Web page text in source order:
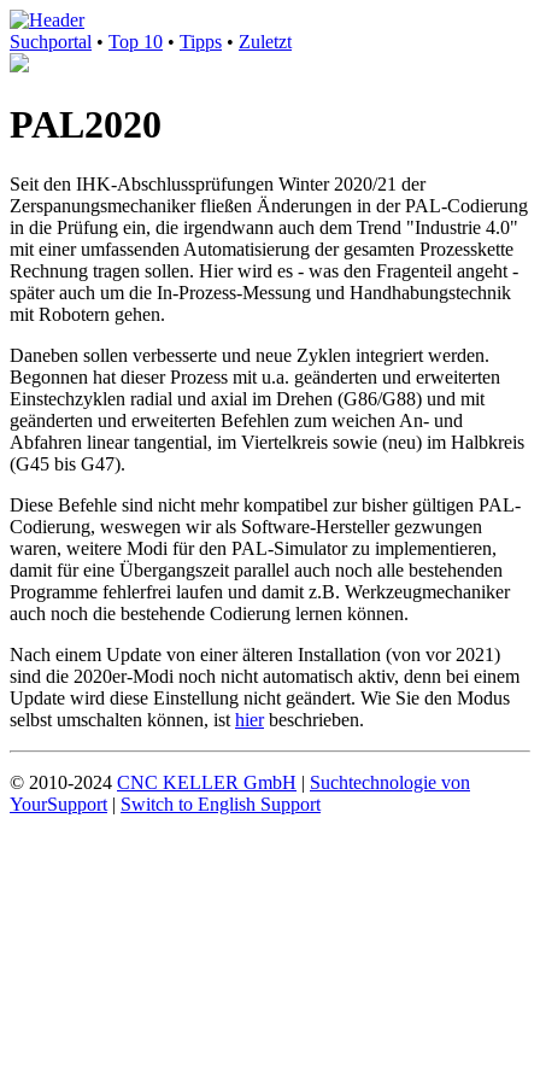
Suchportal • Top 10 • Tipps • Zuletzt
PAL2020
Seit den IHK-Abschlussprüfungen Winter 2020/21 der
Zerspanungsmechaniker fließen Änderungen in der PAL-Codierung
in die Prüfung ein, die irgendwann auch dem Trend "Industrie 4.0"
mit einer umfassenden Automatisierung der gesamten Prozesskette
Rechnung tragen sollen. Hier wird es - was den Fragenteil angeht -
später auch um die In-Prozess-Messung und Handhabungstechnik
mit Robotern gehen.
Daneben sollen verbesserte und neue Zyklen integriert werden.
Begonnen hat dieser Prozess mit u.a. geänderten und erweiterten
Einstechzyklen radial und axial im Drehen (G86/G88) und mit
geänderten und erweiterten Befehlen zum weichen An- und
Abfahren linear tangential, im Viertelkreis sowie (neu) im Halbkreis
(G45 bis G47).
Diese Befehle sind nicht mehr kompatibel zur bisher gültigen PAL-
Codierung, weswegen wir als Software-Hersteller gezwungen
waren, weitere Modi für den PAL-Simulator zu implementieren,
damit für eine Übergangszeit parallel auch noch alle bestehenden
Programme fehlerfrei laufen und damit z.B. Werkzeugmechaniker
auch noch die bestehende Codierung lernen können.
Nach einem Update von einer älteren Installation (von vor 2021)
sind die 2020er-Modi noch nicht automatisch aktiv, denn bei einem
Update wird diese Einstellung nicht geändert. Wie Sie den Modus
selbst umschalten können, ist hierbeschrieben.
© 2010-2024 CNC KELLER GmbH | Suchtechnologie von
YourSupport | Switch to English Support